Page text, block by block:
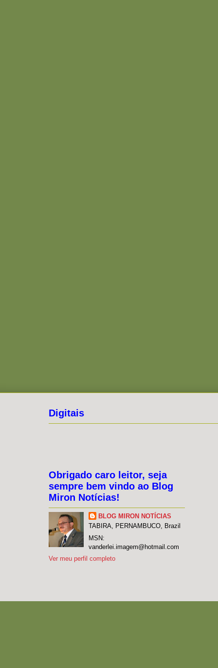
Digitais
Obrigado caro leitor, seja
sempre bem vindo ao Blog
Miron Notícias!
BLOG MIRON NOTÍCIAS
TABIRA, PERNAMBUCO, Brazil
MSN:
vanderlei.imagem@hotmail.com
Ver meu perfil completo